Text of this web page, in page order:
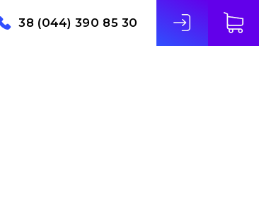
38 (044) 390 85 30